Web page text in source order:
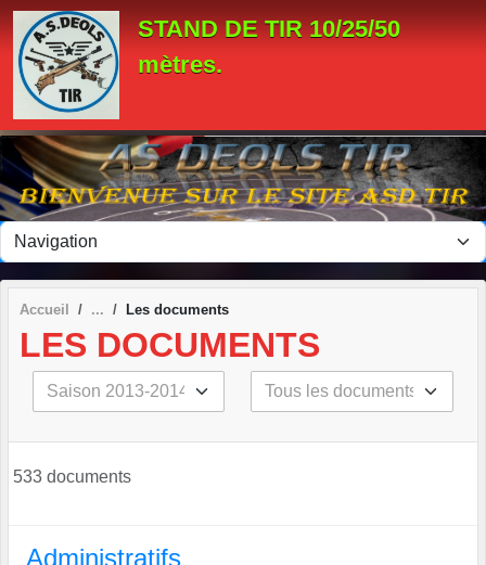
STAND DE TIR 10/25/50
mètres.
Accueil Les documents
LES DOCUMENTS
533 documents
Administratifs
Panneau de gestion des cookies